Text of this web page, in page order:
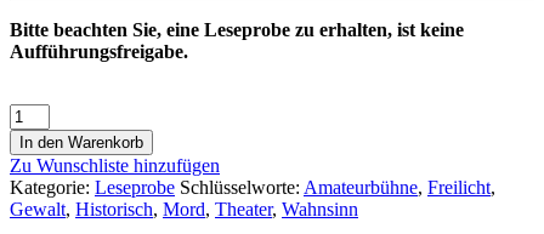
Bitte beachten Sie, eine Leseprobe zu erhalten, ist keine
Aufführungsfreigabe.
In den Warenkorb
Zu Wunschliste hinzufügen
Kategorie: Leseprobe Schlüsselworte: Amateurbühne, Freilicht,
Gewalt, Historisch, Mord, Theater, Wahnsinn